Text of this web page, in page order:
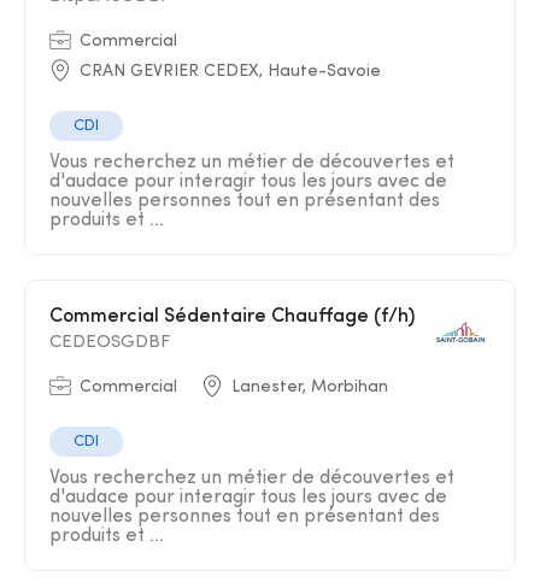
Commercial
CRAN GEVRIER CEDEX, Haute-Savoie
CDI
Vous recherchez un métier de découvertes et
d'audace pour interagir tous les jours avec de
nouvelles personnes tout en présentant des
produits et ...
Commercial Sédentaire Chauffage (f/h)
CEDEOSGDBF
Commercial Lanester, Morbihan
CDI
Vous recherchez un métier de découvertes et
d'audace pour interagir tous les jours avec de
nouvelles personnes tout en présentant des
produits et ...